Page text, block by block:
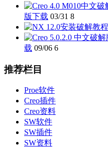
版下载 03/31 8
载 09/06 6
推荐栏目
Proe软件
Creo插件
Creo资料
SW软件
SW插件
SW资料